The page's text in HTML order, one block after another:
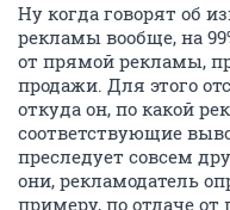
Ну когда говорят об
рекламы вообще, на
от прямой рекламы,
продажи. Для этого
откуда он, по какой
соответствующие
преследует совсем
они, рекламодатель
примеру, по отдаче